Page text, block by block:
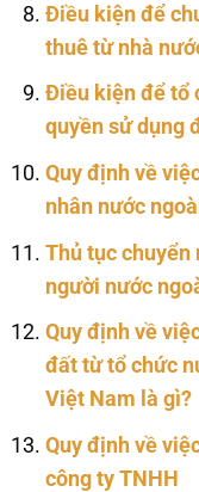
Điều kiện để
thuê từ nhà
Điều kiện để tổ
quyền sử dụng
Quy định về
nhân nước
Thủ tục chuyển
người nước
Quy định về
đất từ tổ chức
Việt Nam là gì?
Quy định về
công ty TNHH